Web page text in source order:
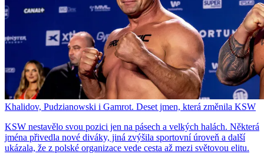
Khalidov, Pudzianowski i Gamrot. Deset jmen, která změnila KSW
KSW nestavělo svou pozici jen na pásech a velkých halách. Některá
jména přivedla nové diváky, jiná zvýšila sportovní úroveň a další
ukázala, že z polské organizace vede cesta až mezi světovou elitu.